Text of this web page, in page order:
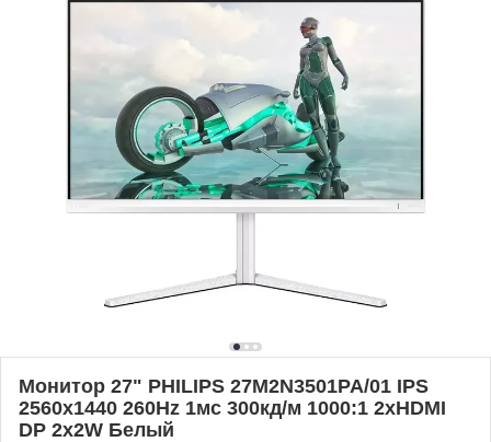
Монитор 27" PHILIPS 27M2N3501PA/01 IPS
2560x1440 260Hz 1мс 300кд/м 1000:1 2xHDMI
DP 2x2W Белый